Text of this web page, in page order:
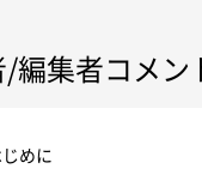
編集者コメン
めに